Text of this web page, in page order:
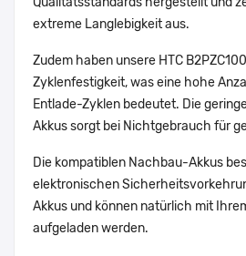
extreme Langlebigkeit aus.
Zudem haben unsere HTC
Zyklenfestigkeit, was eine hohe
Entlade-Zyklen bedeutet. Die
Akkus sorgt bei Nichtgebrauch für
Die kompatiblen Nachbau-Akkus
elektronischen
Akkus und können natürlich mit
aufgeladen werden.